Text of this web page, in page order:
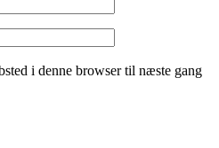
i denne browser til næste gang